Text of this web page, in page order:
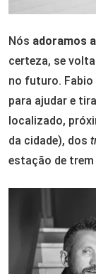
Nós adoramos
certeza, se
no futuro. Fabio
para ajudar e
localizado,
da cidade), dos
estação de